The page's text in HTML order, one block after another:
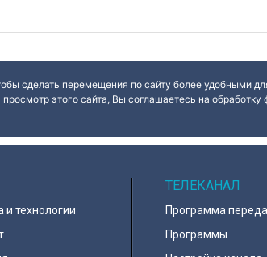
сделать перемещения по сайту более удобными
этого сайта, Вы соглашаетесь на обработку
и технологии
ТЕЛЕКАНАЛ
Программа
Программы